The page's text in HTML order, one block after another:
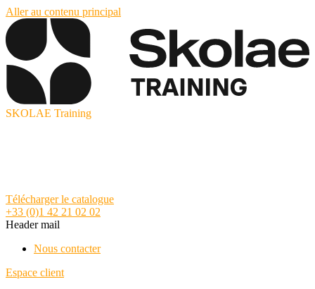
Aller au contenu principal
SKOLAE Training
Télécharger le catalogue
+33 (0)1 42 21 02 02
Header mail
Nous contacter
Espace client